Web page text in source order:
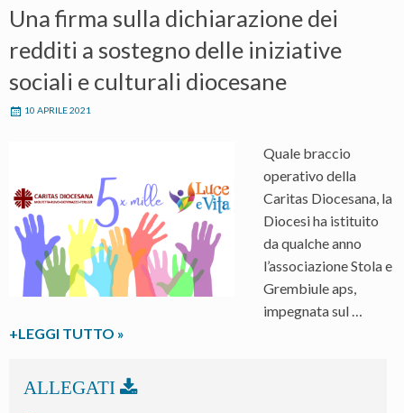
Una firma sulla dichiarazione dei
redditi a sostegno delle iniziative
sociali e culturali diocesane
10 APRILE 2021
Quale braccio
operativo della
Caritas Diocesana, la
Diocesi ha istituito
da qualche anno
l’associazione Stola e
Grembiule aps,
impegnata sul …
+LEGGI TUTTO Il
5xmille
a
»